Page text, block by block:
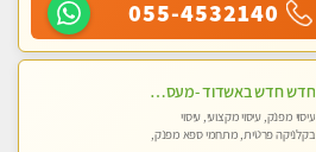
055-4532140
חדש חדש באשדוד -מעסה מקצועית צעירה ואיכותית- ללא מין !!
עיסוי מפנק, עיסוי מקצועי, עיסוי
בקלניקה פרטית, מתחמי ספא מפנק,